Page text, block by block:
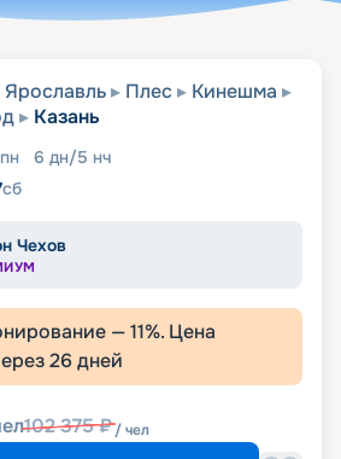
Ярославль Плес
Кинешма
Казань
пн 6 дн/5 нч
сб
Чехов
—11%. Цена
26дней
102 375₽/ чел